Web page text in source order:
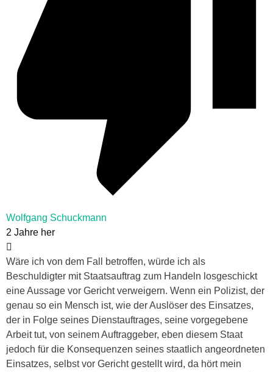
Wolfgang Schuckmann
2 Jahre her
Wäre ich von dem Fall betroffen, würde ich als
Beschuldigter mit Staatsauftrag zum Handeln losgeschickt
eine Aussage vor Gericht verweigern. Wenn ein Polizist, der
genau so ein Mensch ist, wie der Auslöser des Einsatzes,
der in Folge seines Dienstauftrages, seine vorgegebene
Arbeit tut, von seinem Auftraggeber, eben diesem Staat
jedoch für die Konsequenzen seines staatlich angeordneten
Einsatzes, selbst vor Gericht gestellt wird, da hört mein